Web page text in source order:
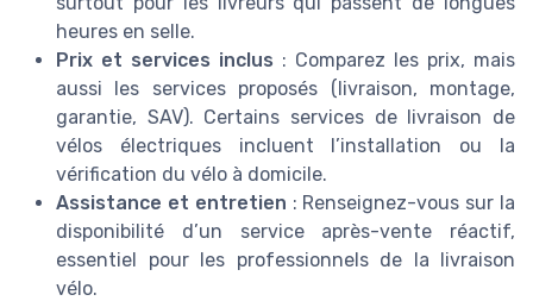
heures en selle.
Prix et services inclus : Comparez les prix, mais
aussi les services proposés (livraison, montage,
garantie, SAV). Certains services de livraison de
vélos électriques incluent l’installation ou la
vérification du vélo à domicile.
Assistance et entretien : Renseignez-vous sur la
disponibilité d’un service après-vente réactif,
essentiel pour les professionnels de la livraison
vélo.